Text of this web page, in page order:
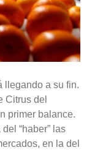
llegando a su fin.
Citrus del
primer balance.
“haber” las
en la del